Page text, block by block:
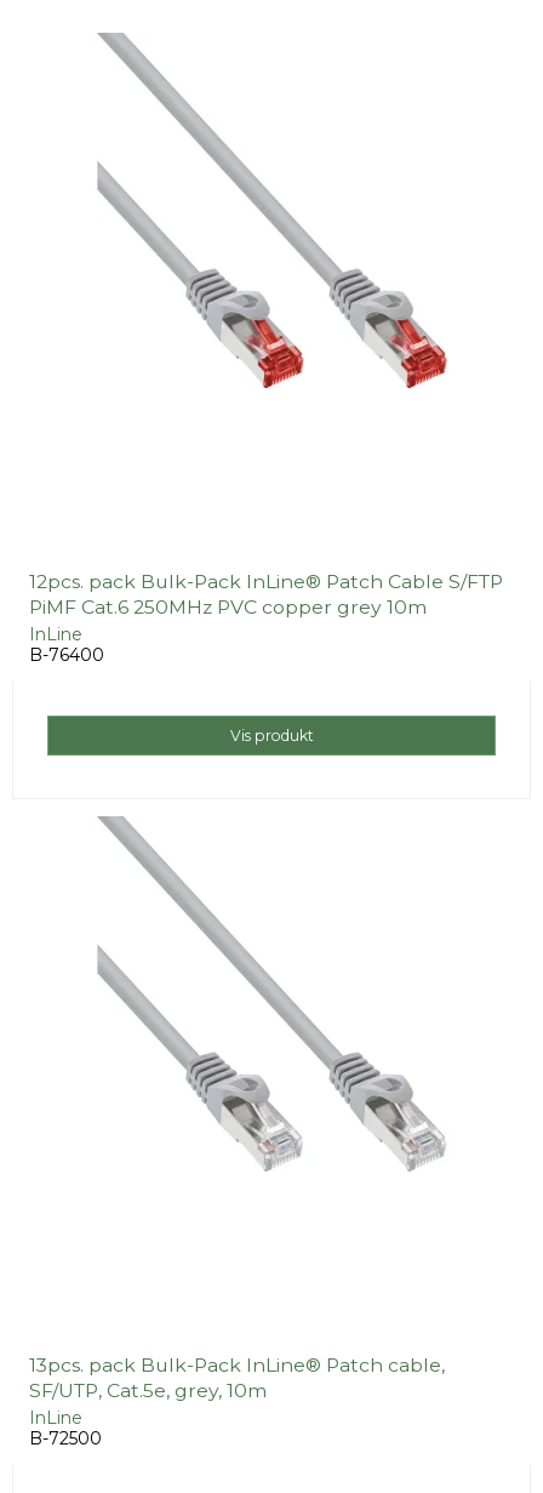
12pcs. pack Bulk-Pack InLine® Patch Cable S/FTP
PiMF Cat.6 250MHz PVC copper grey 10m
InLine
B-76400
Vis produkt
13pcs. pack Bulk-Pack InLine® Patch cable,
SF/UTP, Cat.5e, grey, 10m
InLine
B-72500